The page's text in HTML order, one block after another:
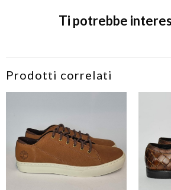
Ti potrebbe
Prodotti correlati